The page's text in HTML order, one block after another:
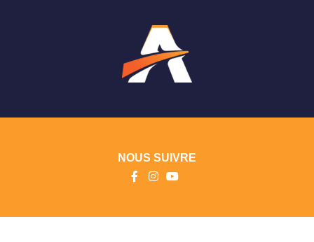
NOUS SUIVRE